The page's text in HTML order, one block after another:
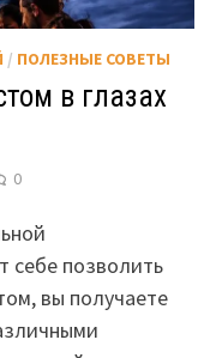
/ ПОЛЕЗНЫЕ СОВЕТЫ
в глазах
0
позволить
вы получаете